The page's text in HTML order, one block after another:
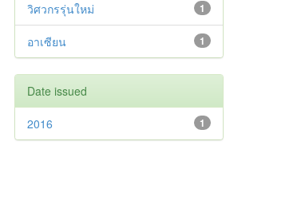
1
วิศวกรรุ่นใหม่
1
อาเซียน
Date issued
1
2016